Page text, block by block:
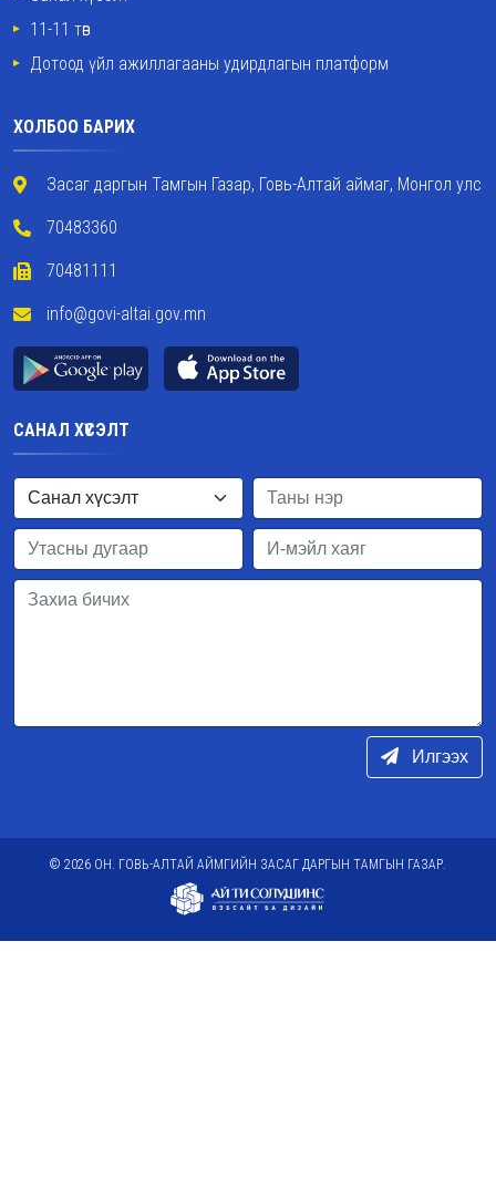
11-11 төв
Дотоод үйл ажиллагааны удирдлагын платформ
ХОЛБОО БАРИХ
Засаг даргын Тамгын Газар, Говь-Алтай аймаг, Монгол улс
70483360
70481111
info@govi-altai.gov.mn
САНАЛ ХҮСЭЛТ
Илгээх
© 2026 ОН. ГОВЬ-АЛТАЙ АЙМГИЙН ЗАСАГ ДАРГЫН ТАМГЫН ГАЗАР.